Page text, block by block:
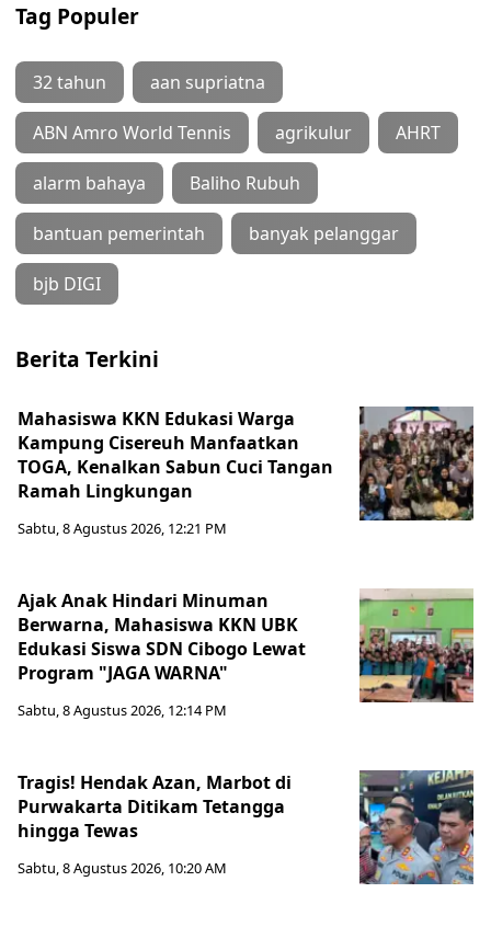
Tag Populer
32 tahun aan supriatna
ABN Amro World Tennis agrikulur AHRT
alarm bahaya Baliho Rubuh
bantuan pemerintah banyak pelanggar
bjb DIGI
Berita Terkini
Mahasiswa KKN Edukasi Warga
Kampung Cisereuh Manfaatkan
TOGA, Kenalkan Sabun Cuci Tangan
Ramah Lingkungan
Sabtu, 8 Agustus 2026, 12:21 PM
Ajak Anak Hindari Minuman
Berwarna, Mahasiswa KKN UBK
Edukasi Siswa SDN Cibogo Lewat
Program "JAGA WARNA"
Sabtu, 8 Agustus 2026, 12:14 PM
Tragis! Hendak Azan, Marbot di
Purwakarta Ditikam Tetangga
hingga Tewas
Sabtu, 8 Agustus 2026, 10:20 AM